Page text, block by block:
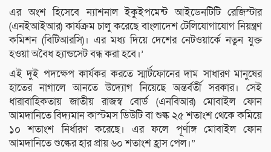
এর অংশ হিসেবে ন্যাশনাল ইকুইপমেন্ট আইডেনটিটি রেজিস্টার
(এনইআইআর) কার্যক্রম চালু করেছে বাংলাদেশ টেলিযোগাযোগ নিয়ন্ত্রণ
কমিশন (বিটিআরসি)। এর মধ্য দিয়ে দেশের নেটওয়ার্কে নতুন যুক্ত
হওয়া অবৈধ হ্যান্ডসেট বন্ধ করা হবে।’
এই দুই পদক্ষেপ কার্যকর করতে স্মার্টফোনের দাম সাধারণ মানুষের
হাতের নাগালে আনতে উদ্যোগ নিয়েছে অন্তর্বর্তী সরকার। সেই
ধারাবাহিকতায় জাতীয় রাজস্ব বোর্ড (এনবিআর) মোবাইল ফোন
আমদানিতে বিদ্যমান কাস্টমস ডিউটি বা শুল্ক ২৫ শতাংশ থেকে কমিয়ে
১০ শতাংশ নির্ধারণ করেছে। এর ফলে পূর্ণাঙ্গ মোবাইল ফোন
আমদানিতে শুল্কের হার প্রায় ৬০ শতাংশ হ্রাস পেল।”